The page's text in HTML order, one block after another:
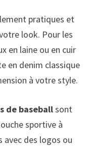
pratiques et
look. Pour les
en laine ou en cuir
en denim classique
à votre style.
de baseballsont
sportive à
des logos ou